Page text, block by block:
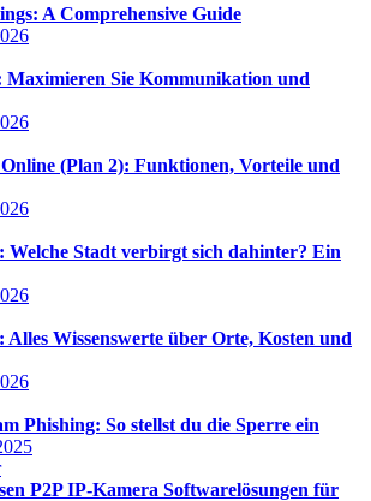
A Comprehensive Guide
Maximieren Sie Kommunikation und
(Plan 2): Funktionen, Vorteile und
Welche Stadt verbirgt sich dahinter? Ein
Alles Wissenswerte über Orte, Kosten und
Phishing: So stellst du die Sperre ein
P2P IP-Kamera Softwarelösungen für